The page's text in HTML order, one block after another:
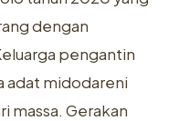
dengan
pengantin
adat midodareni
massa. Gerakan